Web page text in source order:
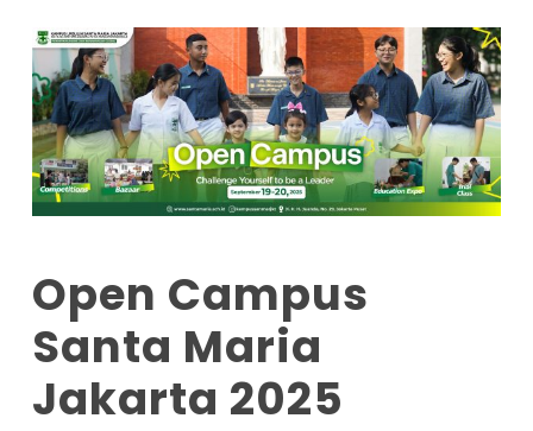
Open Campus
Santa Maria
Jakarta 2025